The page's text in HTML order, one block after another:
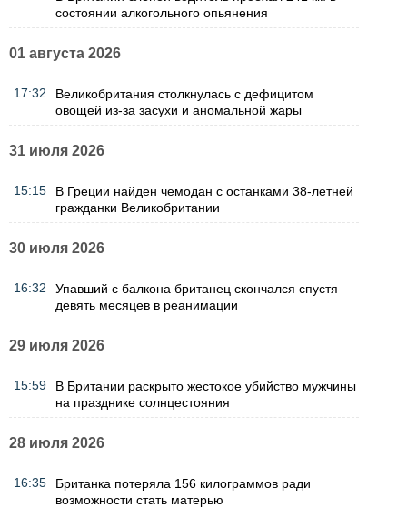
состоянии алкогольного опьянения
01 августа 2026
17:32
Великобритания столкнулась с дефицитом
овощей из-за засухи и аномальной жары
31 июля 2026
15:15
В Греции найден чемодан с останками 38-летней
гражданки Великобритании
30 июля 2026
16:32
Упавший с балкона британец скончался спустя
девять месяцев в реанимации
29 июля 2026
15:59
В Британии раскрыто жестокое убийство мужчины
на празднике солнцестояния
28 июля 2026
16:35
Британка потеряла 156 килограммов ради
возможности стать матерью